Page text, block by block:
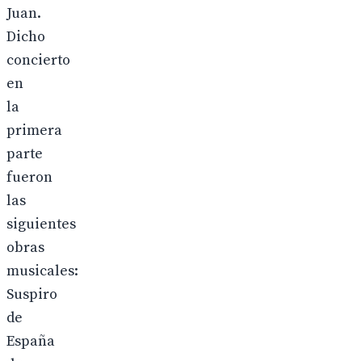
Juan.
Dicho
concierto
en
la
primera
parte
fueron
las
siguientes
obras
musicales:
Suspiro
de
España